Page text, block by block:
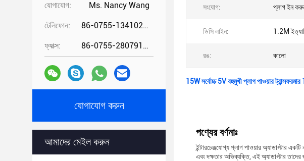
যোগাযোগ: Ms. Nancy Wang
টেলিফোন: 86-0755-13410274294
ফ্যাক্স: 86-0755-28079166
যোগাযোগ করুন
আমাদের মেইল ​​করুন
সংযোগ: প্লাগ ইন
ডিসি লাইন: 1.2M
রঙ: কালো
15W সর্বোচ্চ 5V বহুমুখী প্লাগ পাওয়ার
পণ্যের বর্ণনাঃ
ইন্টারচেঞ্জযোগ্য প্লাগ পাওয়ার অ্যাডাপ্টার
এবং দক্ষতার অভিব্যক্তি, এই অ্যাডাপ্টার